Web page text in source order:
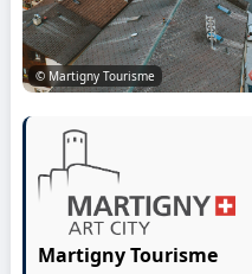
Martigny Tourisme
© Martigny Tourisme